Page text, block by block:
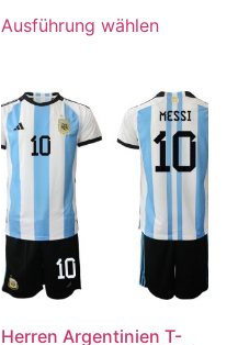
Ausführung wählen
Herren Argentinien T-